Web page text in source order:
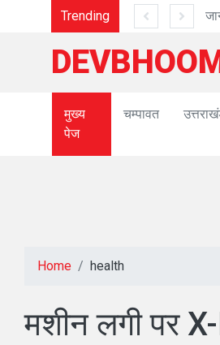
Trending
मुख्य
पेज
चम्पावत
Home health
मशीन लगी पर